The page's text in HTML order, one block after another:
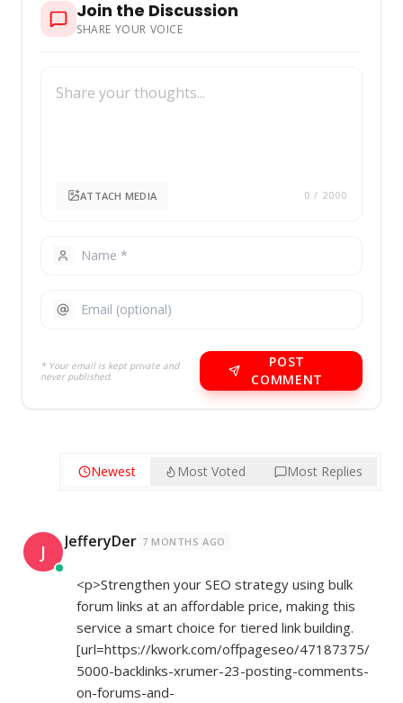
Join the Discussion
SHARE YOUR VOICE
ATTACH MEDIA 0 / 2000
* Your email is kept private and
never published.
POST
COMMENT
Newest Most Voted Most Replies
J JefferyDer 7 MONTHS AGO
<p>Strengthen your SEO strategy using bulk
forum links at an affordable price, making this
service a smart choice for tiered link building.
[url=https://kwork.com/offpageseo/47187375/
5000-backlinks-xrumer-23-posting-comments-
on-forums-and-